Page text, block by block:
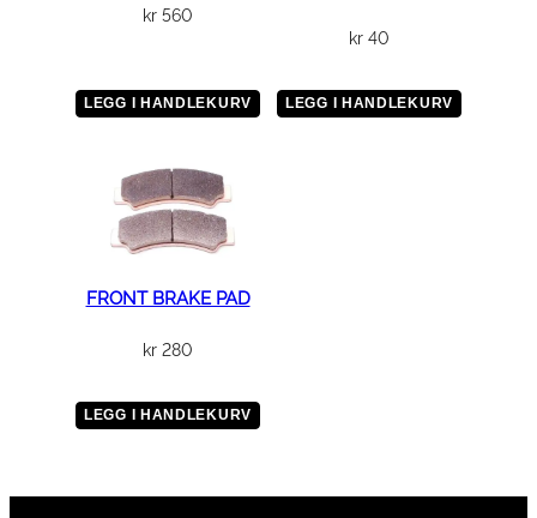
kr 560
LEGG I HANDLEKURV
kr 40
LEGG I HANDLEKURV
FRONT BRAKE PAD
kr 280
LEGG I HANDLEKURV